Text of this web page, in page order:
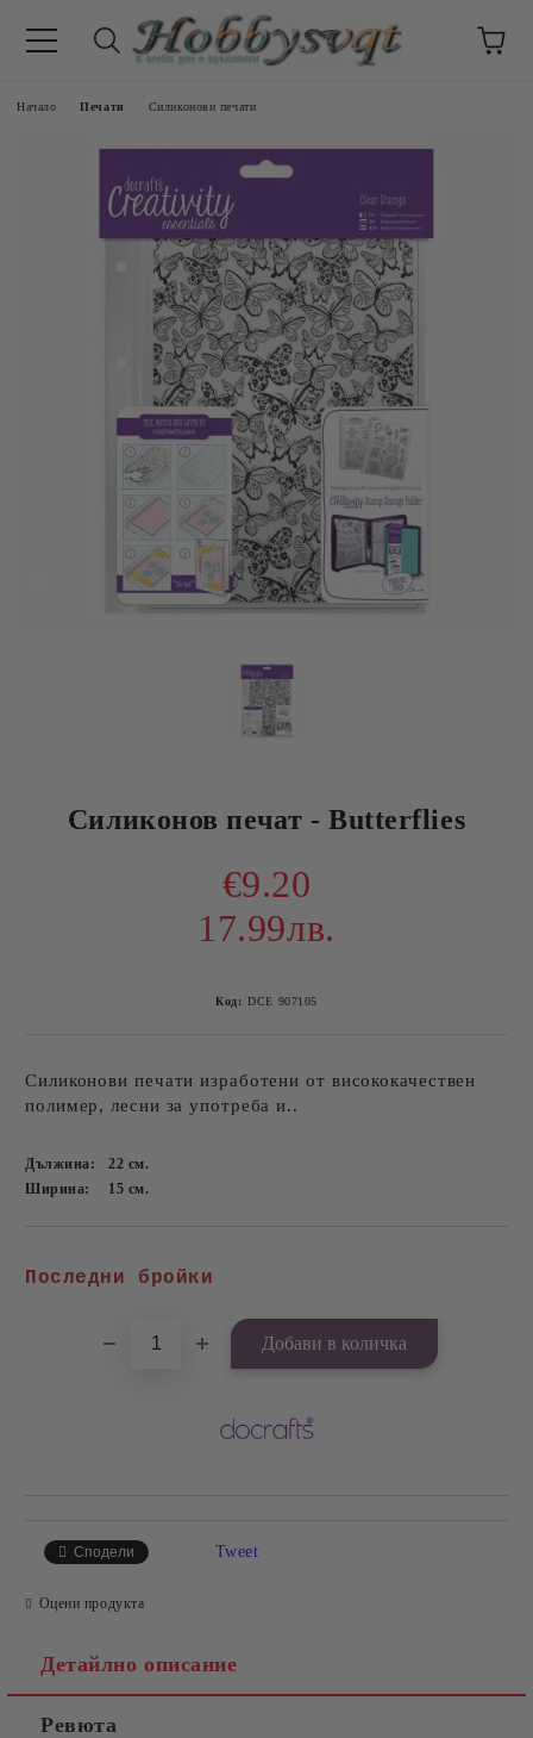
Начало Печати Силиконови печати
Силиконов печат - Butterflies
€9.20
17.99лв.
Код: DCE 907105
Силиконови печати изработени от висококачествен
полимер, лесни за употреба и..
Дължина: 22 см.
Ширина:
15 см.
Последни бройки
Сподели Tweet
Оцени продукта
Детайлно описание
Ревюта